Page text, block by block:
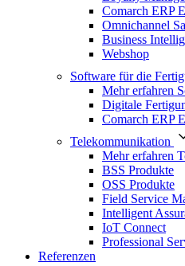
Comarch ERP
Omnichannel
Business
Webshop
Software für die
Mehr erfahren
Digitale
Comarch ERP
Telekommunikation
Mehr erfahren
BSS Produkte
OSS Produkte
Field Service
Intelligent
IoT Connect
Professional
Referenzen